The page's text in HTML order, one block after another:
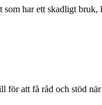
har ett skadligt
för att få råd och stöd